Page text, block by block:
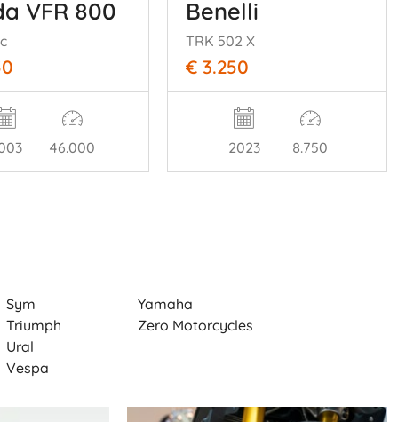
VFR 800
46.000
Benelli
TRK 502 X
€ 3.250
2023 8.750
Sym
Triumph
Ural
Vespa
Yamaha
Zero Motorcycles